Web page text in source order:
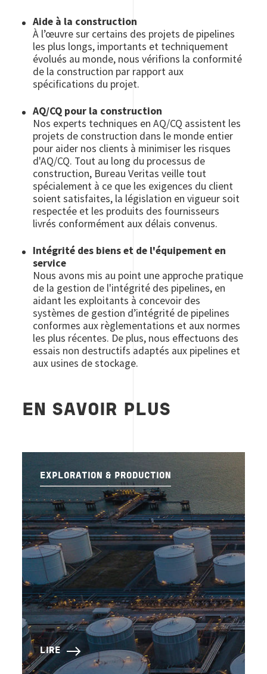
Aide à la construction
À l’œuvre sur certains des projets de pipelines
les plus longs, importants et techniquement
évolués au monde, nous vérifions la conformité
de la construction par rapport aux
spécifications du projet.
AQ/CQ pour la construction
Nos experts techniques en AQ/CQ assistent les
projets de construction dans le monde entier
pour aider nos clients à minimiser les risques
d'AQ/CQ. Tout au long du processus de
construction, Bureau Veritas veille tout
spécialement à ce que les exigences du client
soient satisfaites, la législation en vigueur soit
respectée et les produits des fournisseurs
livrés conformément aux délais convenus.
Intégrité des biens et de l'équipement en
service
Nous avons mis au point une approche pratique
de la gestion de l'intégrité des pipelines, en
aidant les exploitants à concevoir des
systèmes de gestion d’intégrité de pipelines
conformes aux règlementations et aux normes
les plus récentes. De plus, nous effectuons des
essais non destructifs adaptés aux pipelines et
aux usines de stockage.
EN SAVOIR PLUS
EXPLORATION & PRODUCTION
LIRE